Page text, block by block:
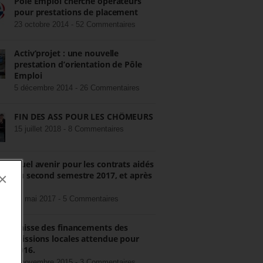
pour prestations de placement
23 octobre 2014 - 52 Commentaires
Activ’projet : une nouvelle
prestation d’orientation de Pôle
Emploi
5 décembre 2014 - 26 Commentaires
FIN DES ASS POUR LES CHÔMEURS
15 juillet 2018 - 8 Commentaires
Quel avenir pour les contrats aidés
au second semestre 2017, et après
22 mai 2017 - 5 Commentaires
Baisse des financements des
missions locales attendue pour
2016.